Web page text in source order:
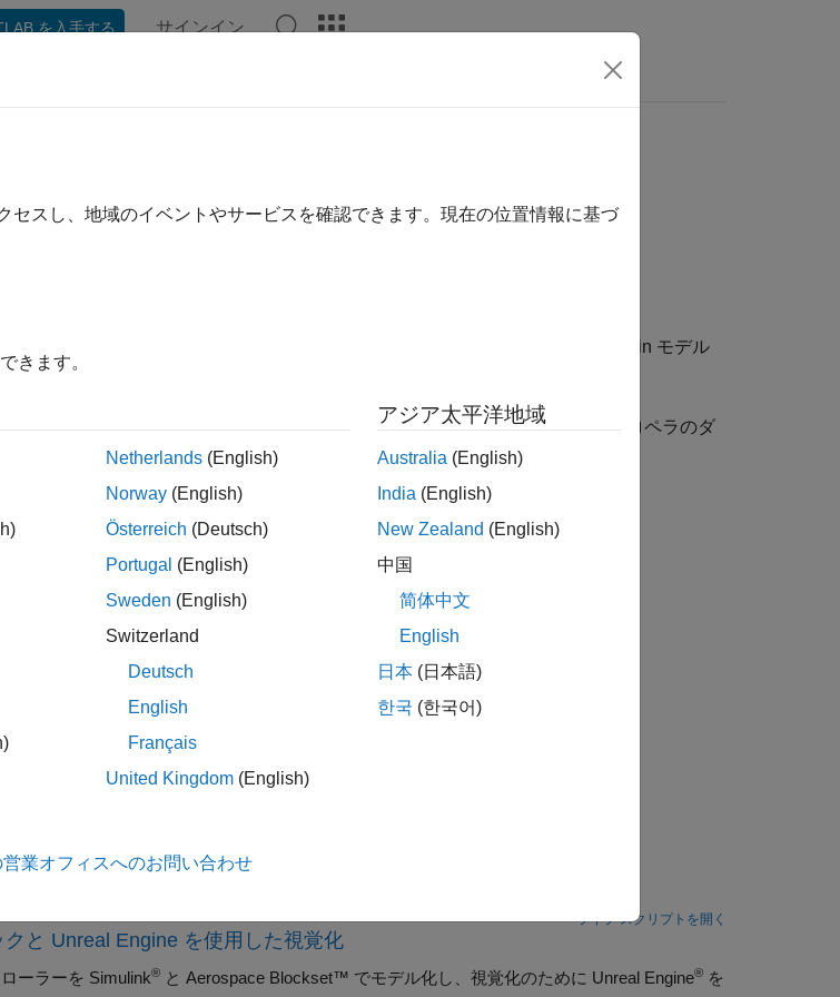
を入手する サインイン
して翻訳されました。最新版の英語を参照するには、ここをクリックします。
ブラリのブロックを使用して、パイロット クロスオーバー、精度、および Tustin モデル
クを使用して、ターボファン エンジンシステム、ローター、およびマルチプロペラのダ
。
ラリのブロックを使用して、アクチュエータを実装します。
よび非線形アクチュエータを表す
ライブ スクリプトを開く
と Unreal Engine を使用した視覚化
ーラーを Simulink® と Aerospace Blockset™ でモデル化し、視覚化のために Unreal Engine® を
スし、地域のイベントやサービスを確認できます。現在の位置情報に基づ
きます。
Netherlands (English)
Norway (English)
Österreich (Deutsch)
Portugal (English)
Sweden (English)
Switzerland
Deutsch
English
Français
United Kingdom (English)
アジア太平洋地域
Australia (English)
India (English)
New Zealand (English)
中国
简体中文
English
日本 (日本語)
한국 (한국어)
業オフィスへのお問い合わせ